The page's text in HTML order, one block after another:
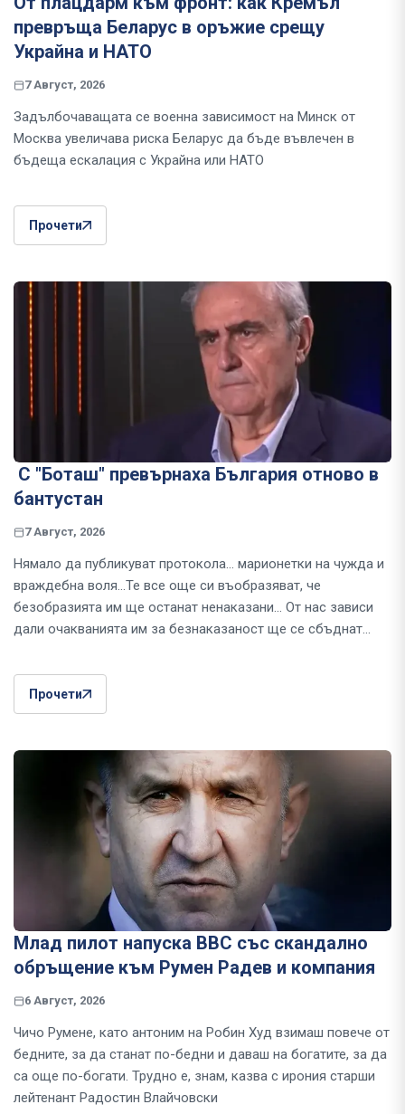
превръща Беларус в оръжие срещу
Украйна и НАТО
7 Август, 2026
Задълбочаващата се военна зависимост на Минск от
Москва увеличава риска Беларус да бъде въвлечен в
бъдеща ескалация с Украйна или НАТО
Прочети
С "Боташ" превърнаха България отново в
бантустан
7 Август, 2026
Нямало да публикуват протокола... марионетки на чужда и
враждебна воля...Те все още си въобразяват, че
безобразията им ще останат ненаказани... От нас зависи
дали очакванията им за безнаказаност ще се сбъднат...
Прочети
Млад пилот напуска ВВС със скандално
обръщение към Румен Радев и компания
6 Август, 2026
Чичо Румене, като антоним на Робин Худ взимаш повече от
бедните, за да станат по-бедни и даваш на богатите, за да
са още по-богати. Трудно е, знам, казва с ирония старши
лейтенант Радостин Влайчовски